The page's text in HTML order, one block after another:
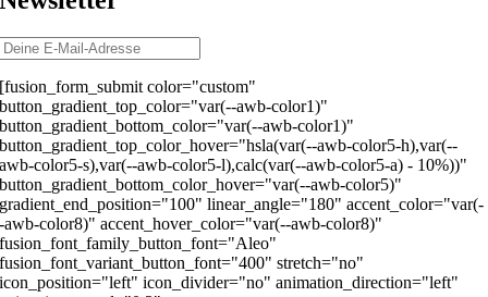
[fusion_form_submit color="custom"
button_gradient_top_color="var(--awb-color1)"
button_gradient_bottom_color="var(--awb-color1)"
button_gradient_top_color_hover="hsla(var(--awb-color5-h),var(--
awb-color5-s),var(--awb-color5-l),calc(var(--awb-color5-a) - 10%))"
button_gradient_bottom_color_hover="var(--awb-color5)"
gradient_end_position="100" linear_angle="180" accent_color="var(-
-awb-color8)" accent_hover_color="var(--awb-color8)"
fusion_font_family_button_font="Aleo"
fusion_font_variant_button_font="400" stretch="no"
icon_position="left" icon_divider="no" animation_direction="left"